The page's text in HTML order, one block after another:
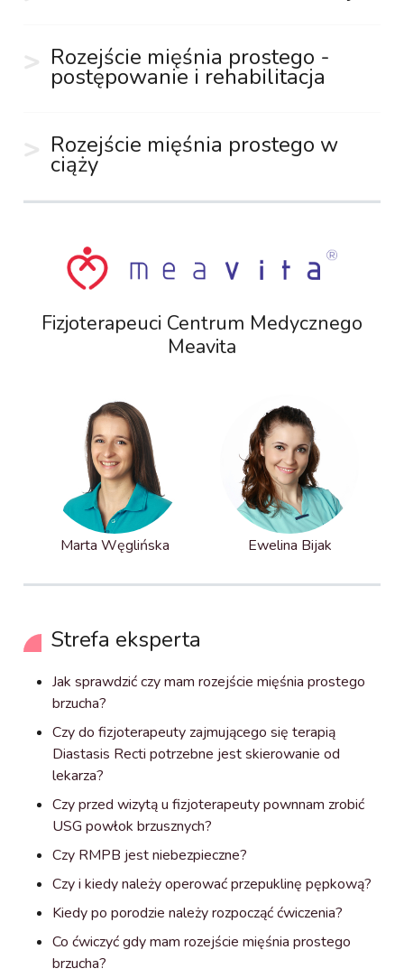
Rozejście mięśnia prostego -
postępowanie i rehabilitacja
Rozejście mięśnia prostego w
ciąży
Fizjoterapeuci Centrum Medycznego
Meavita
Marta Węglińska Ewelina Bijak
Strefa eksperta
Jak sprawdzić czy mam rozejście mięśnia prostego
brzucha?
Czy do fizjoterapeuty zajmującego się terapią
Diastasis Recti potrzebne jest skierowanie od
lekarza?
Czy przed wizytą u fizjoterapeuty pownnam zrobić
USG powłok brzusznych?
Czy RMPB jest niebezpieczne?
Czy i kiedy należy operować przepuklinę pępkową?
Kiedy po porodzie należy rozpocząć ćwiczenia?
Co ćwiczyć gdy mam rozejście mięśnia prostego
brzucha?